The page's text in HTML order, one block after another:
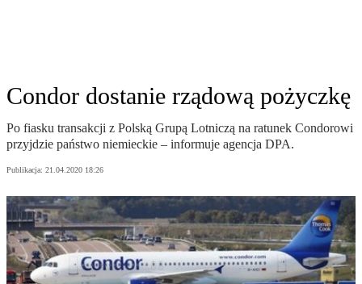
Condor dostanie rządową pożyczkę
Po fiasku transakcji z Polską Grupą Lotniczą na ratunek Condorowi
przyjdzie państwo niemieckie – informuje agencja DPA.
Publikacja: 21.04.2020 18:26